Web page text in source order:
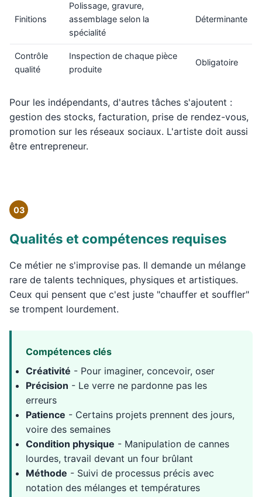
Finitions
Polissage, gravure,
assemblage selon la
spécialité
Déterminante
Contrôle
qualité
Inspection de chaque pièce
produite
Obligatoire
Pour les indépendants, d'autres tâches s'ajoutent :
gestion des stocks, facturation, prise de rendez-vous,
promotion sur les réseaux sociaux. L'artiste doit aussi
être entrepreneur.
03
Qualités et compétences requises
Ce métier ne s'improvise pas. Il demande un mélange
rare de talents techniques, physiques et artistiques.
Ceux qui pensent que c'est juste "chauffer et souffler"
se trompent lourdement.
Compétences clés
Créativité - Pour imaginer, concevoir, oser
Précision - Le verre ne pardonne pas les
erreurs
Patience - Certains projets prennent des jours,
voire des semaines
Condition physique - Manipulation de cannes
lourdes, travail devant un four brûlant
Méthode - Suivi de processus précis avec
notation des mélanges et températures